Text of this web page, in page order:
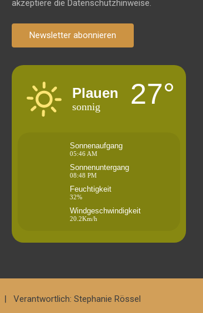
akzeptiere die Datenschutzhinweise.
Newsletter abonnieren
Plauen
sonnig 27°
Sonnenaufgang
05:46 AM
Sonnenuntergang
08:48 PM
Feuchtigkeit
32%
Windgeschwindigkeit
20.2Km/h
Verantwortlich: Stephanie Rössel